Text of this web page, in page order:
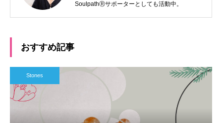
SoulpathⓇサポーターとしても活動中。
おすすめ記事
Stones